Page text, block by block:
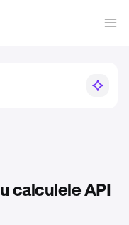
calculele API